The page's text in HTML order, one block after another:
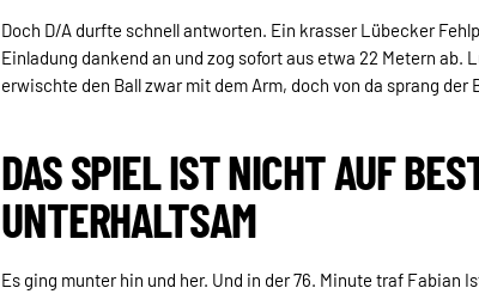
Doch D/A durfte schnell antworten. Ein krasser Lübecker
Einladung dankend an und zog sofort aus etwa 22 Metern
erwischte den Ball zwar mit dem Arm, doch von da sprang der
DAS SPIEL IST NICHT AUF
UNTERHALTSAM
Es ging munter hin und her. Und in der 76. Minute traf Fabian